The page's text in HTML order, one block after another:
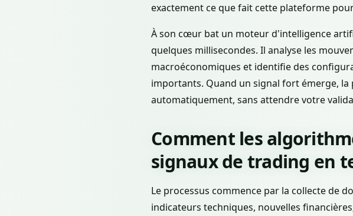
exactement ce que fait cette plateforme
À son cœur bat un moteur d'intelligence
quelques millisecondes. Il analyse les
macroéconomiques et identifie des
importants. Quand un signal fort émerge,
automatiquement, sans attendre votre
Comment les
signaux de trading en
Le processus commence par la collecte de
indicateurs techniques, nouvelles